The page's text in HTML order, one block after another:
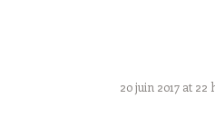
20 juin 2017 at 22